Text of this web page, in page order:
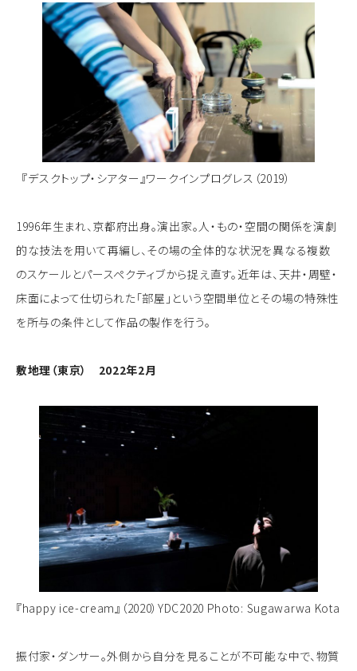
『デスクトップ・シアター』ワークインプログレス（2019）
1996年生まれ、京都府出身。演出家。人・もの・空間の関係を演劇
的な技法を用いて再編し、その場の全体的な状況を異なる複数
のスケールとパースペクティブから捉え直す。近年は、天井・周壁・
床面によって仕切られた「部屋」という空間単位とその場の特殊性
を所与の条件として作品の製作を行う。
敷地理（東京） 2022年2月
『happy ice-cream』（2020）YDC2020 Photo: Sugawarwa Kota
振付家・ダンサー。外側から自分を見ることが不可能な中で、物質